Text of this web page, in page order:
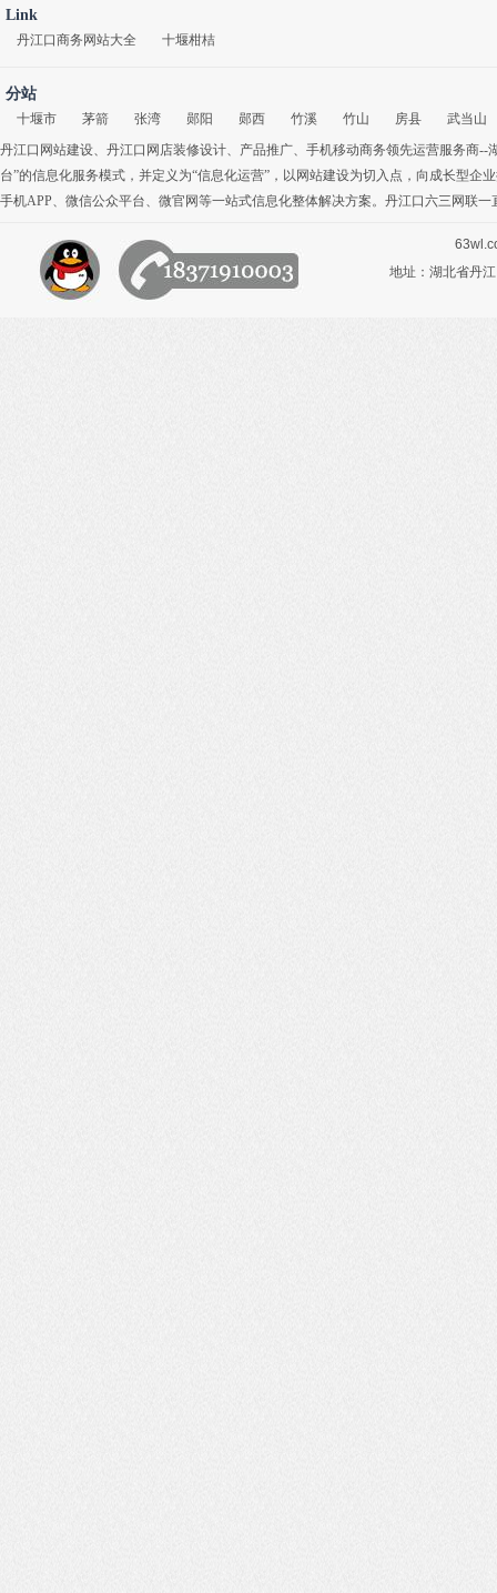
Link
丹江口商务网站大全 十堰柑桔
分站
十堰市 茅箭 张湾 郧阳 郧西 竹溪 竹山 房县
武当山
丹江口网站建设、 丹江口网店装修设计、 产品推广、 手机移动商务领先运营服务商--
台”的信息化服务模式，并定义为“信息化运营”，以网站建设为切入点，向成长型企
手机APP、 微信公众平台、 微官网等一站式信息化整体解决方案。丹江口六三网联
地址：湖北省丹